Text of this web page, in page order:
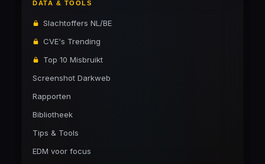
DATA & TOOLS
Slachtoffers NL/BE
CVE's Trending
Top 10 Misbruikt
Screenshot Darkweb
Rapporten
Bibliotheek
Tips & Tools
EDM voor focus